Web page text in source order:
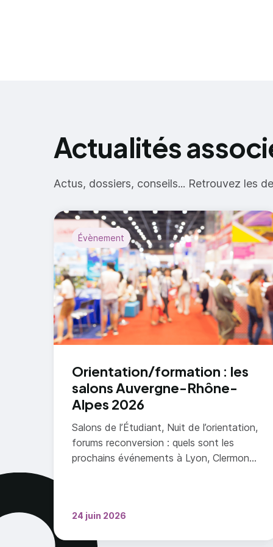
Actualités
Actus, dossiers, conseils... Retrouvez les
Orientation/formation : les
salons Auvergne-Rhône-
Alpes 2026
Salons de l’Étudiant, Nuit de l’orientation,
forums reconversion : quels sont les
prochains événements à Lyon, Clermont-
24 juin 2026
Évènement